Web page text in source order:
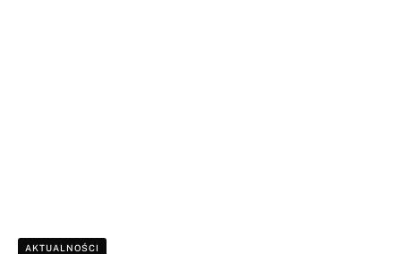
AKTUALNOŚCI